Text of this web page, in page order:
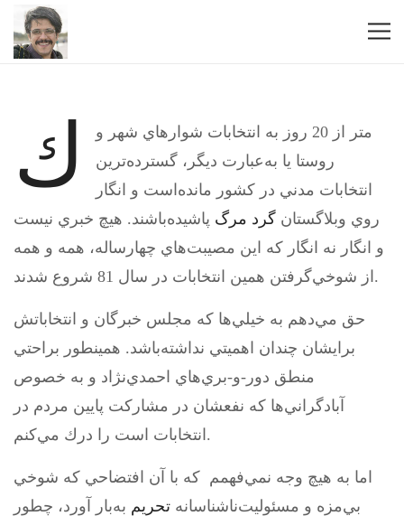
ك
متر از 20 روز به انتخابات شوارهاي شهر و
روستا يا به‌عبارت ديگر، گسترده‌ترين
انتخابات مدني در كشور مانده‌است و انگار
روي وبلاگستان گرد مرگ پاشيده‌باشند. هيچ خبري نيست
و انگار نه انگار كه اين مصيبت‌هاي چهارساله، همه و همه
از شوخي‌گرفتن همين انتخابات در سال 81 شروع شدند.
حق مي‌دهم به خيلي‌ها كه مجلس خبرگان و انتخاباتش
برايشان چندان اهميتي نداشته‌باشد. همينطور براحتي
منطق دور-و-بري‌هاي احمدي‌نژاد و به خصوص
آبادگراني‌ها كه نفعشان در مشاركت پايين مردم در
انتخابات است را درك مي‌كنم.
اما به هيچ وجه نمي‌فهمم كه با آن افتضاحي كه شوخي
بي‌مزه و مسئوليت‌ناشناسانه تحريم به‌بار آورد، چطور